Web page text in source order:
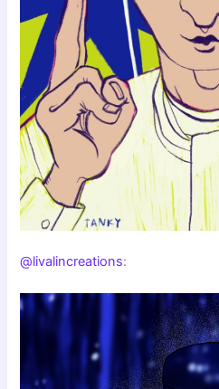
@livalincreations: